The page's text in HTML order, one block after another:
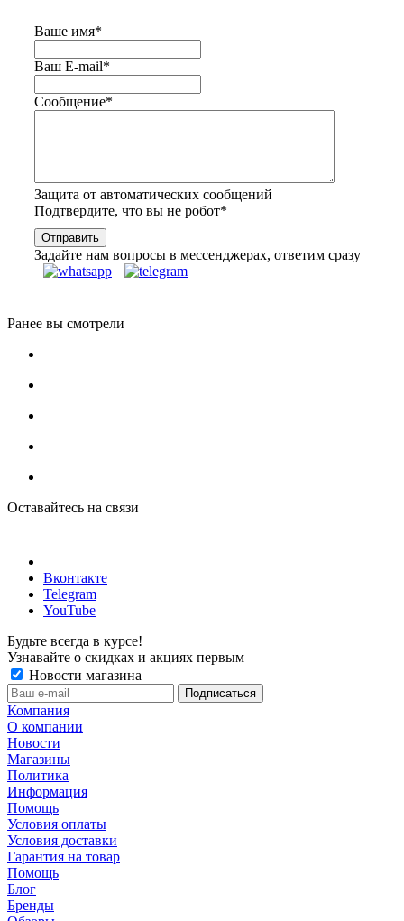
Ваше имя*
Ваш E-mail*
Сообщение*
Защита от автоматических сообщений
Подтвердите, что вы не робот*
Задайте нам вопросы в мессенджерах, ответим сразу
Ранее вы смотрели
Оставайтесь на связи
Вконтакте
Telegram
YouTube
Будьте всегда в курсе!
Узнавайте о скидках и акциях первым
Новости магазина
Компания
О компании
Новости
Магазины
Политика
Информация
Помощь
Условия оплаты
Условия доставки
Гарантия на товар
Помощь
Блог
Бренды